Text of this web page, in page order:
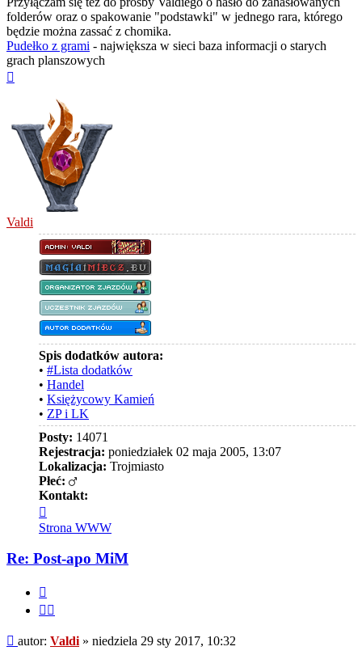
folderów oraz o spakowanie "podstawki" w jednego rara, którego
będzie można zassać z chomika.
Pudełko z grami - największa w sieci baza informacji o starych
grach planszowych
Valdi
Spis dodatków autora:
• #Lista dodatków
• Handel
• Księżycowy Kamień
• ZP i LK
Posty: 14071
Rejestracja: poniedziałek 02 maja 2005, 13:07
Lokalizacja: Trojmiasto
Płeć:
Kontakt:
się
z
Valdi
Strona WWW
Re: Post-apo MiM
Post
autor: Valdi » niedziela 29 sty 2017, 10:32